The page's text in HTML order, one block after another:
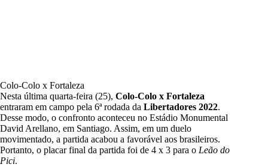
Colo-Colo x Fortaleza
Nesta última quarta-feira (25), Colo-Colo x Fortaleza
entraram em campo pela 6ª rodada da Libertadores 2022.
Desse modo, o confronto aconteceu no Estádio Monumental
David Arellano, em Santiago. Assim, em um duelo
movimentado, a partida acabou a favorável aos brasileiros.
Portanto, o placar final da partida foi de 4 x 3 para o Leão do
Pici.